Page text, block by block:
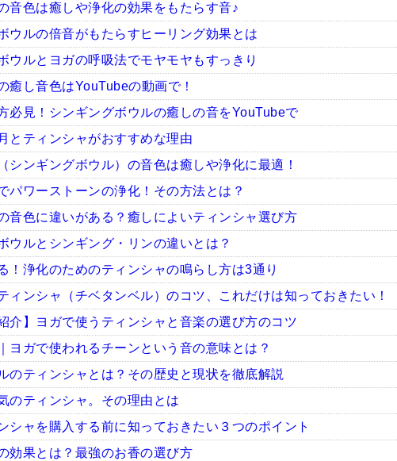
音色は癒しや浄化の効果をもたらす音♪
ウルの倍音がもたらすヒーリング効果とは
ウルとヨガの呼吸法でモヤモヤもすっきり
癒し音色はYouTubeの動画で！
必見！シンギングボウルの癒しの音をYouTubeで
とティンシャがおすすめな理由
シンギングボウル）の音色は癒しや浄化に最適！
パワーストーンの浄化！その方法とは？
音色に違いがある？癒しによいティンシャ選び方
ウルとシンギング・リンの違いとは？
！浄化のためのティンシャの鳴らし方は3通り
ィンシャ（チベタンベル）のコツ、これだけは知っておきたい！
介】ヨガで使うティンシャと音楽の選び方のコツ
ヨガで使われるチーンという音の意味とは？
のティンシャとは？その歴史と現状を徹底解説
のティンシャ。その理由とは
シャを購入する前に知っておきたい３つのポイント
効果とは？最強のお香の選び方